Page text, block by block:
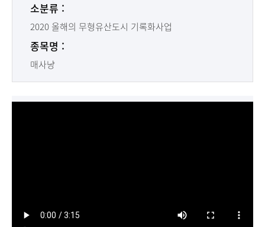
소분류 :
2020 올해의 무형유산도시 기록화사업
종목명 :
매사냥